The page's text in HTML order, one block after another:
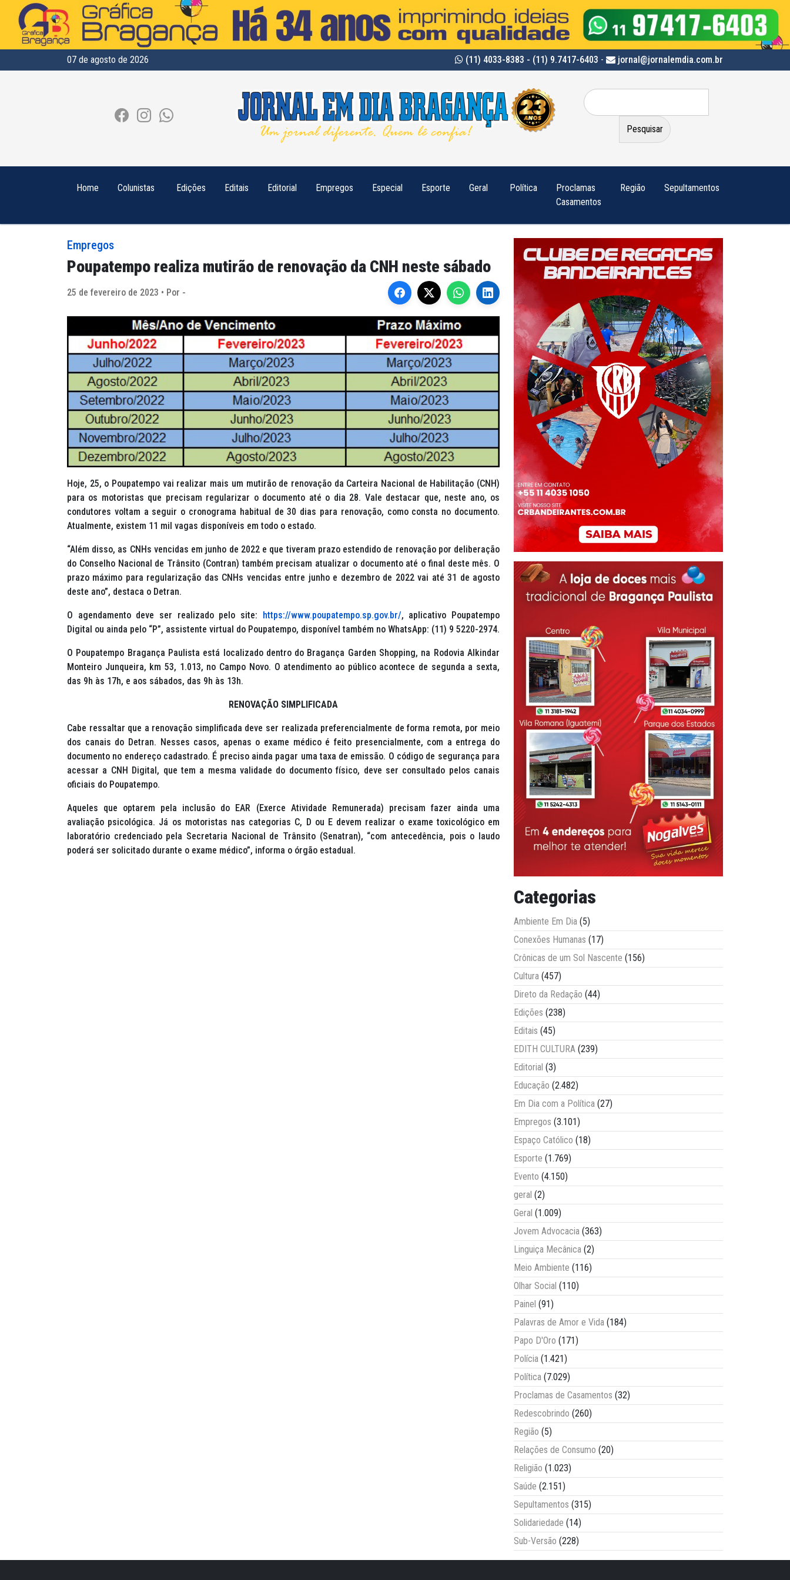
07 de agosto de 2026 (11) 4033-8383 - (11) 9.7417-6403 - jornal@jornalemdia.com.br
Pesquisar
por:
Home Colunistas Edições Editais Editorial Empregos Especial Esporte Geral Política
Proclamas
Casamentos
Região Sepultamentos
Empregos
Poupatempo realiza mutirão de renovação da CNH neste sábado
25 de fevereiro de 2023 • Por -
Hoje, 25, o Poupatempo vai realizar mais um mutirão de renovação da Carteira Nacional de Habilitação (CNH)
para os motoristas que precisam regularizar o documento até o dia 28. Vale destacar que, neste ano, os
condutores voltam a seguir o cronograma habitual de 30 dias para renovação, como consta no documento.
Atualmente, existem 11 mil vagas disponíveis em todo o estado.
“Além disso, as CNHs vencidas em junho de 2022 e que tiveram prazo estendido de renovação por deliberação
do Conselho Nacional de Trânsito (Contran) também precisam atualizar o documento até o final deste mês. O
prazo máximo para regularização das CNHs vencidas entre junho e dezembro de 2022 vai até 31 de agosto
deste ano”, destaca o Detran.
O agendamento deve ser realizado pelo site: https://www.poupatempo.sp.gov.br/, aplicativo Poupatempo
Digital ou ainda pelo “P”, assistente virtual do Poupatempo, disponível também no WhatsApp: (11) 9 5220-2974.
O Poupatempo Bragança Paulista está localizado dentro do Bragança Garden Shopping, na Rodovia Alkindar
Monteiro Junqueira, km 53, 1.013, no Campo Novo. O atendimento ao público acontece de segunda a sexta,
das 9h às 17h, e aos sábados, das 9h às 13h.
RENOVAÇÃO SIMPLIFICADA
Cabe ressaltar que a renovação simplificada deve ser realizada preferencialmente de forma remota, por meio
dos canais do Detran. Nesses casos, apenas o exame médico é feito presencialmente, com a entrega do
documento no endereço cadastrado. É preciso ainda pagar uma taxa de emissão. O código de segurança para
acessar a CNH Digital, que tem a mesma validade do documento físico, deve ser consultado pelos canais
oficiais do Poupatempo.
Aqueles que optarem pela inclusão do EAR (Exerce Atividade Remunerada) precisam fazer ainda uma
avaliação psicológica. Já os motoristas nas categorias C, D ou E devem realizar o exame toxicológico em
laboratório credenciado pela Secretaria Nacional de Trânsito (Senatran), “com antecedência, pois o laudo
poderá ser solicitado durante o exame médico”, informa o órgão estadual.
Categorias
Ambiente Em Dia (5)
Conexões Humanas (17)
Crônicas de um Sol Nascente (156)
Cultura (457)
Direto da Redação (44)
Edições (238)
Editais (45)
EDITH CULTURA (239)
Editorial (3)
Educação (2.482)
Em Dia com a Política (27)
Empregos (3.101)
Espaço Católico (18)
Esporte (1.769)
Evento (4.150)
geral (2)
Geral (1.009)
Jovem Advocacia (363)
Linguiça Mecânica (2)
Meio Ambiente (116)
Olhar Social (110)
Painel (91)
Palavras de Amor e Vida (184)
Papo D'Oro (171)
Polícia (1.421)
Política (7.029)
Proclamas de Casamentos (32)
Redescobrindo (260)
Região (5)
Relações de Consumo (20)
Religião (1.023)
Saúde (2.151)
Sepultamentos (315)
Solidariedade (14)
Sub-Versão (228)